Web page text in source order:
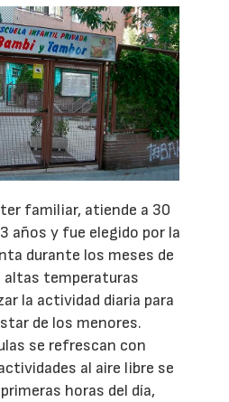
familiar, atiende a 30
años y fue elegido por la
durante los meses de
altas temperaturas
la actividad diaria para
de los menores.
se refrescan con
al aire libre se
horas del día,